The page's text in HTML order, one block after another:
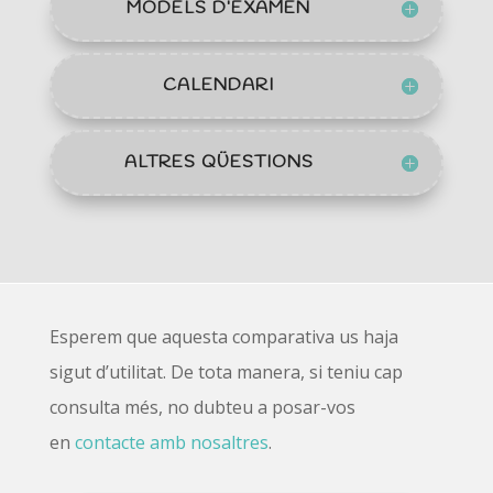
MODELS D’EXAMEN
CALENDARI
ALTRES QÜESTIONS
Esperem que aquesta comparativa us haja
sigut d’utilitat. De tota manera, si teniu cap
consulta més, no dubteu a posar-vos
en contacte amb nosaltres.